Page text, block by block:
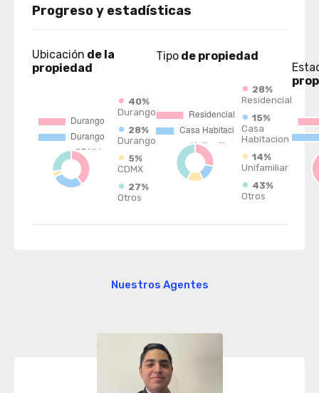
Progreso y estadísticas
Ubicación de la
propiedad
40%
Durango
28%
Durango
5%
CDMX
27%
Otros
Tipo de propiedad
28%
Residencial
15%
Casa
Habitacion
14%
Unifamiliar
43%
Otros
Nuestros Agentes